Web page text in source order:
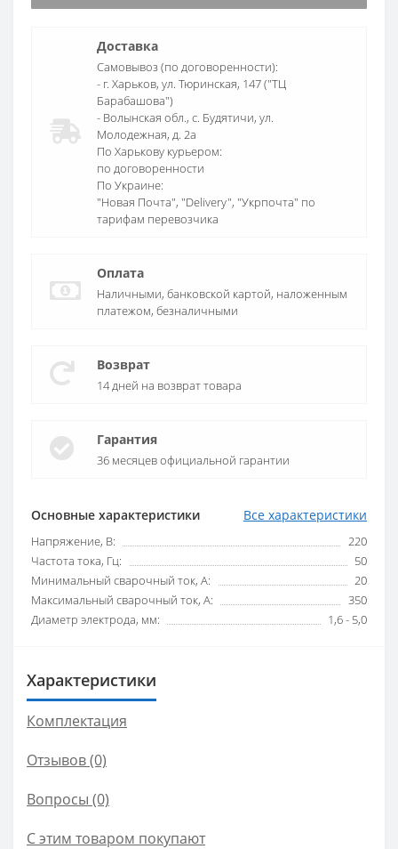
Основные характеристики Все характеристики
Напряжение, В:
220
Частота тока, Гц:
50
Минимальный сварочный ток, А:
20
Максимальный сварочный ток, А:
350
Диаметр электрода, мм:
1,6 - 5,0
Доставка
Самовывоз (по договоренности):
- г. Харьков, ул. Тюринская, 147 ("ТЦ
Барабашова")
- Волынская обл., c. Будятичи, ул.
Молодежная, д. 2а
По Харькову курьером:
по договоренности
По Украине:
"Новая Почта", "Delivery", "Укрпочта" по
тарифам перевозчика
Оплата
Наличными, банковской картой, наложенным
платежом, безналичными
Возврат
14 дней на возврат товара
Гарантия
36 месяцев официальной гарантии
Характеристики
Комплектация
Отзывов (0)
Вопросы (0)
С этим товаром покупают